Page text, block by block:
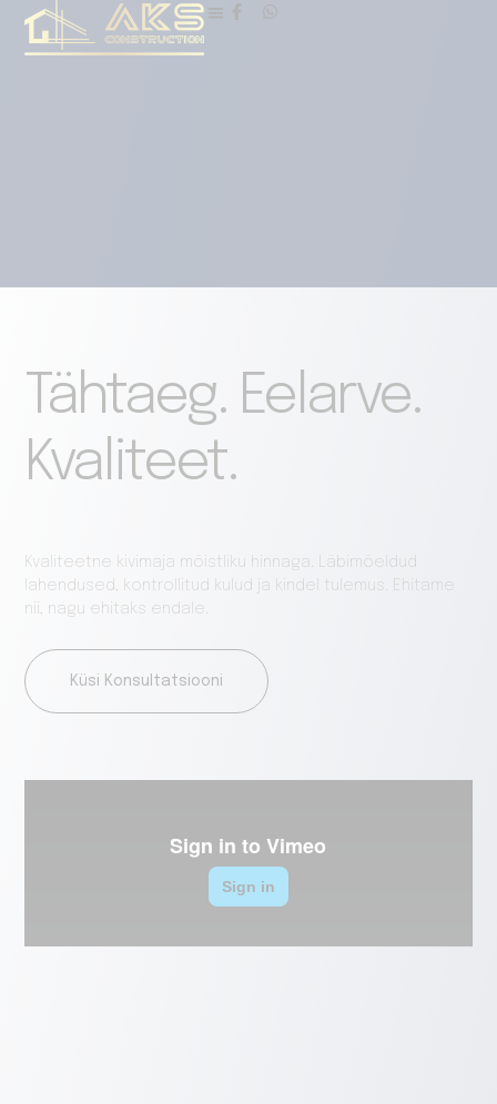
Tähtaeg. Eelarve.
Kvaliteet.
Kvaliteetne kivimaja mõistliku hinnaga. Läbimõeldud
lahendused, kontrollitud kulud ja kindel tulemus. Ehitame
nii, nagu ehitaks endale.
Küsi Konsultatsiooni